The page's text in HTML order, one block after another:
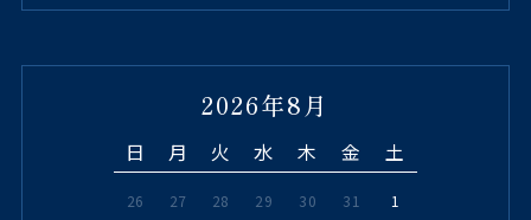
2026年8月
日 月 火 水 木 金 土
26 27 28 29 30 31 1